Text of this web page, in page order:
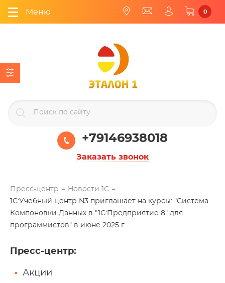
Меню 0
+79146938018
Заказать звонок
Пресс-центр
Новости 1С
1С:Учебный центр N3 приглашает на курсы: "Система
Компоновки Данных в "1С:Предприятие 8" для
программистов" в июне 2025 г.
Пресс-центр:
Акции